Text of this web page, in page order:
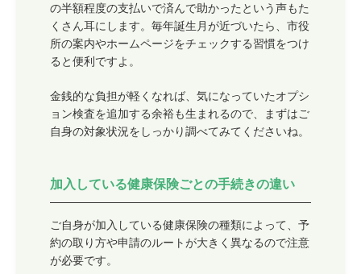
の半額程度の支払いで済んで助かったという声もた
くさん耳にします。毎年誕生月が近づいたら、市役
所の案内やホームページをチェックする習慣をつけ
ると便利ですよ。
金銭的な負担が軽くなれば、気になっていたオプシ
ョン検査を追加する余裕も生まれるので、まずはご
自身の対象状況をしっかり調べてみてくださいね。
加入している健康保険ごとの手続きの違い
ご自身が加入している健康保険の種類によって、予
約の取り方や申請のルートが大きく異なるので注意
が必要です。